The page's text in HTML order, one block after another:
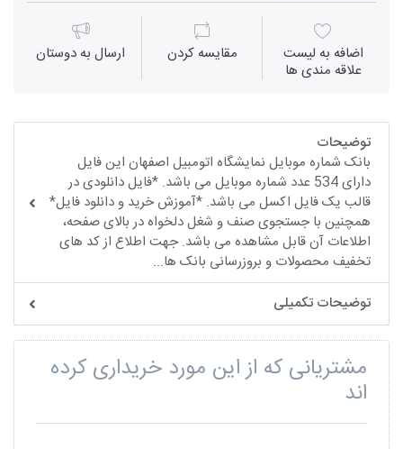
اضافه به لیست
علاقه مندی ها
مقايسه كردن ارسال به دوستان
توضیحات
بانک شماره موبایل نمایشگاه اتومبیل اصفهان این فایل
دارای 534 عدد شماره موبایل می باشد. *فایل دانلودی در
قالب یک فایل اکسل می باشد. *آموزش خرید و دانلود فایل*
همچنین با جستجوی صنف و شغل دلخواه در بالای صفحه،
اطلاعات آن قابل مشاهده می باشد. جهت اطلاع از کد های
تخفیف محصولات و بروزرسانی بانک ها...
توضیحات تکمیلی
مشتریانی که از این مورد خریداری کرده
اند